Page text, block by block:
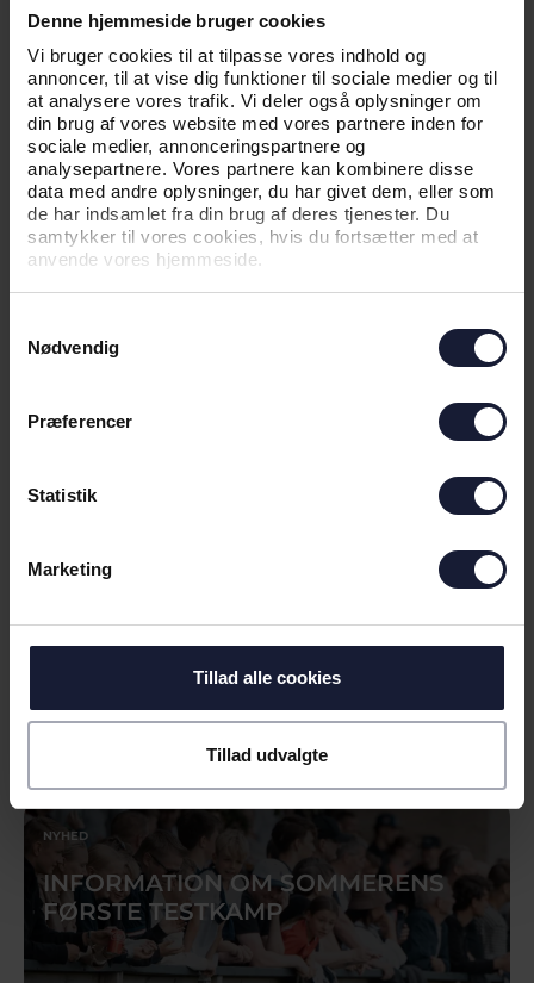
Denne hjemmeside bruger cookies
Vi bruger cookies til at tilpasse vores indhold og
annoncer, til at vise dig funktioner til sociale medier og til
at analysere vores trafik. Vi deler også oplysninger om
din brug af vores website med vores partnere inden for
sociale medier, annonceringspartnere og
analysepartnere. Vores partnere kan kombinere disse
data med andre oplysninger, du har givet dem, eller som
de har indsamlet fra din brug af deres tjenester. Du
samtykker til vores cookies, hvis du fortsætter med at
anvende vores hjemmeside.
Nødvendig
Præferencer
Statistik
Marketing
Tillad alle cookies
Tillad udvalgte
NYHED
INFORMATION OM TESTKAMP PÅ
SØNDAG
NYHED
INFORMATION OM SOMMERENS
FØRSTE TESTKAMP